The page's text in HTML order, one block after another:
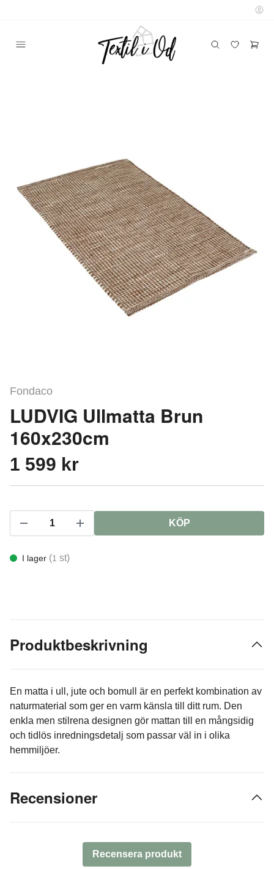
Fondaco
LUDVIG Ullmatta Brun
160x230cm
1 599 kr
KÖP
I lager (1 st)
Produktbeskrivning
En matta i ull, jute och bomull är en perfekt kombination av
naturmaterial som ger en varm känsla till ditt rum. Den
enkla men stilrena designen gör mattan till en mångsidig
och tidlös inredningsdetalj som passar väl in i olika
hemmiljöer.
Recensioner
Recensera produkt